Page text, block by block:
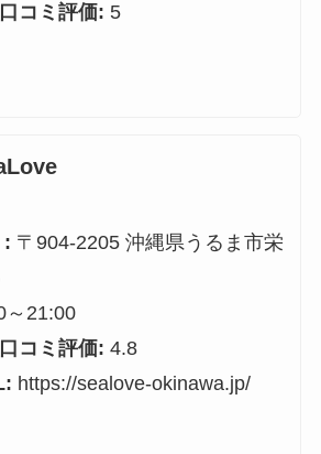
コミ評価: 5
: 〒904-2205 沖縄県うるま市栄
～21:00
コミ評価: 4.8
https://sealove-okinawa.jp/